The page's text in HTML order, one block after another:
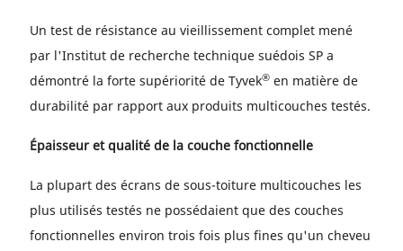
Un test de résistance au vieillissement complet mené
par l'Institut de recherche technique suédois SP a
démontré la forte supériorité de Tyvek® en matière de
durabilité par rapport aux produits multicouches testés.
Épaisseur et qualité de la couche fonctionnelle
La plupart des écrans de sous-toiture multicouches les
plus utilisés testés ne possédaient que des couches
fonctionnelles environ trois fois plus fines qu'un cheveu